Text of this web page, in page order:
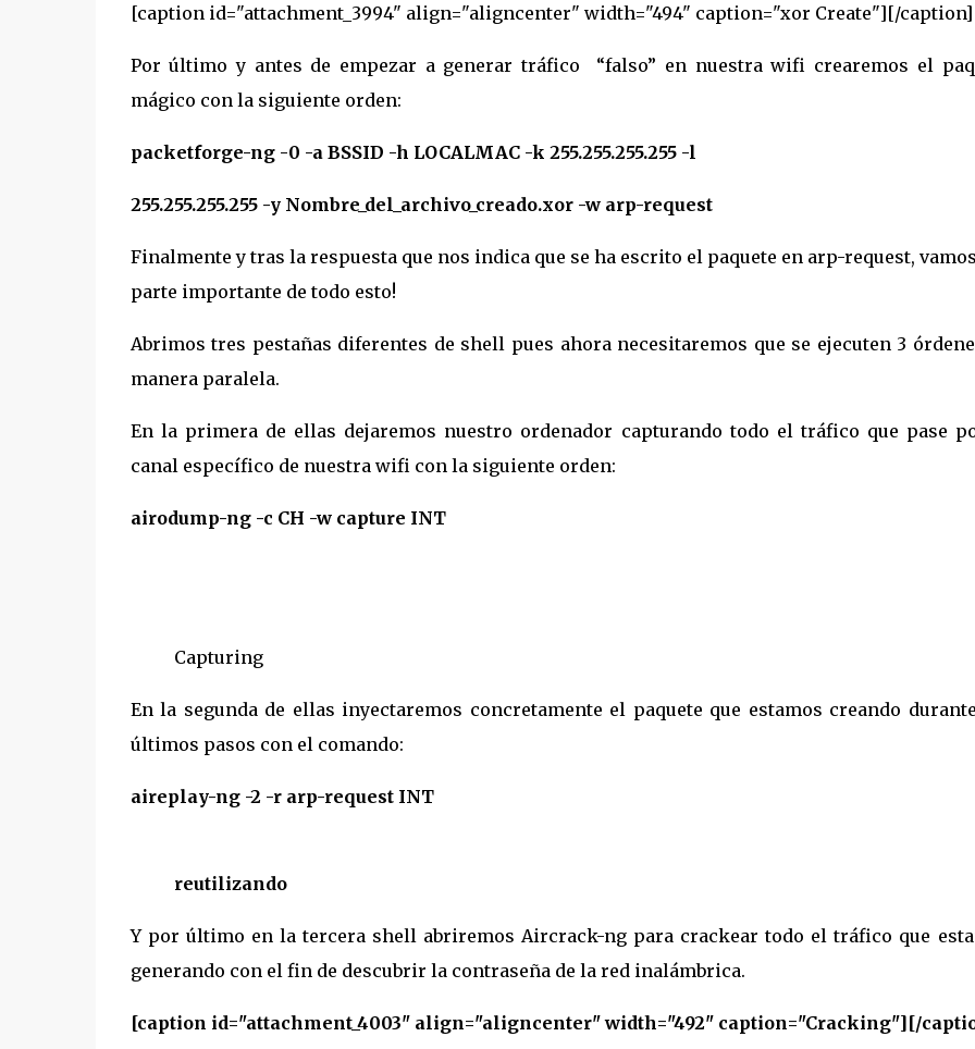
[caption id="attachment_3994" align="aligncenter" width="494" caption="xor Create"][/caption]
Por último y antes de empezar a generar tráfico “falso” en nuestra wifi crearemos el
mágico con la siguiente orden:
packetforge-ng -0 -a BSSID -h LOCALMAC -k 255.255.255.255 -l
255.255.255.255 -y Nombre_del_archivo_creado.xor -w arp-request
Finalmente y tras la respuesta que nos indica que se ha escrito el paquete en arp-request,
parte importante de todo esto!
Abrimos tres pestañas diferentes de shell pues ahora necesitaremos que se ejecuten 3
manera paralela.
En la primera de ellas dejaremos nuestro ordenador capturando todo el tráfico que pase
canal específico de nuestra wifi con la siguiente orden:
airodump-ng -c CH -w capture INT
Capturing
En la segunda de ellas inyectaremos concretamente el paquete que estamos creando
últimos pasos con el comando:
aireplay-ng -2 -r arp-request INT
reutilizando
Y por último en la tercera shell abriremos Aircrack-ng para crackear todo el tráfico que
generando con el fin de descubrir la contraseña de la red inalámbrica.
[caption id="attachment_4003" align="aligncenter" width="492" caption="Cracking"][/